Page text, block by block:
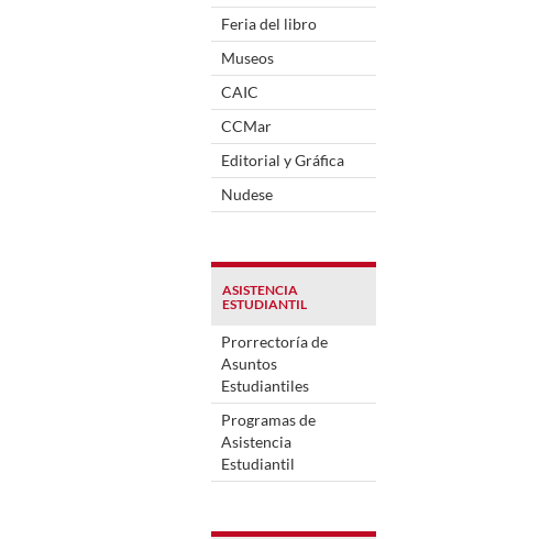
Feria del libro
Museos
CAIC
CCMar
Editorial y Gráfica
Nudese
ASISTENCIA
ESTUDIANTIL
Prorrectoría de
Asuntos
Estudiantiles
Programas de
Asistencia
Estudiantil